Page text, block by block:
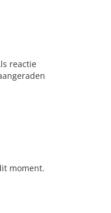
reactie
moment.